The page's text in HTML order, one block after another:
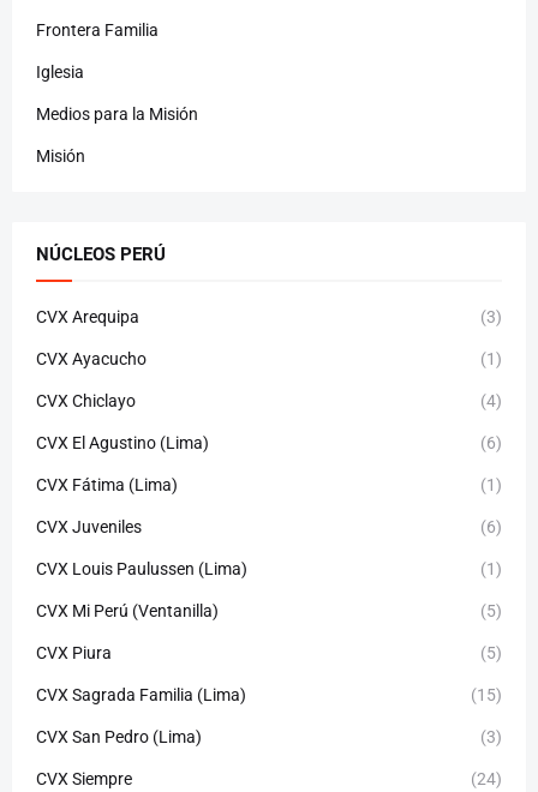
Frontera Familia
Iglesia
Medios para la Misión
Misión
NÚCLEOS PERÚ
CVX Arequipa (3)
CVX Ayacucho (1)
CVX Chiclayo (4)
CVX El Agustino (Lima) (6)
CVX Fátima (Lima) (1)
CVX Juveniles (6)
CVX Louis Paulussen (Lima) (1)
CVX Mi Perú (Ventanilla) (5)
CVX Piura (5)
CVX Sagrada Familia (Lima) (15)
CVX San Pedro (Lima) (3)
CVX Siempre (24)